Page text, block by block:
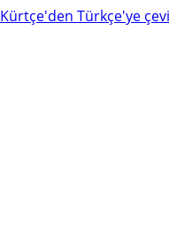
Kürtçe'den Türkçe'ye